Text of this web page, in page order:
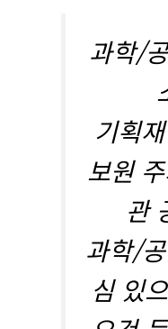
과학/
기획
보원
관
과학/
심 있